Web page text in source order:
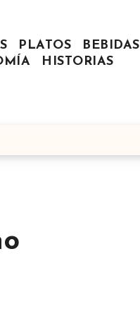
PLATOS
BEBIDAS
HISTORIAS